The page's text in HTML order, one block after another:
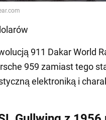
911 Dakar World
959 zamiast tego
elektroniką i